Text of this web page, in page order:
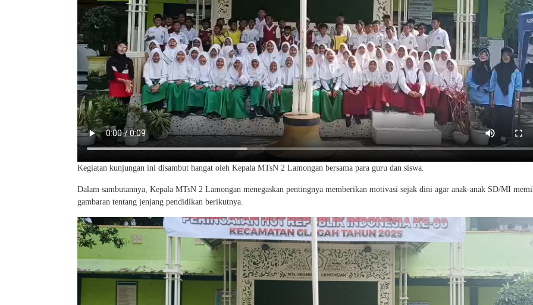
Kegiatan kunjungan ini disambut hangat oleh Kepala MTsN 2 Lamongan bersama para guru dan siswa.
Dalam sambutannya, Kepala MTsN 2 Lamongan menegaskan pentingnya memberikan motivasi sejak dini agar anak-anak SD/MI
gambaran tentang jenjang pendidikan berikutnya.